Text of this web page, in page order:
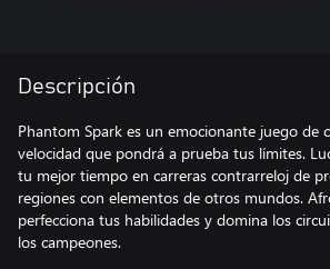
Descripción
Phantom Spark es un emocionante juego de
velocidad que pondrá a prueba tus límites.
tu mejor tiempo en carreras contrarreloj de
regiones con elementos de otros mundos.
perfecciona tus habilidades y domina los
los campeones.